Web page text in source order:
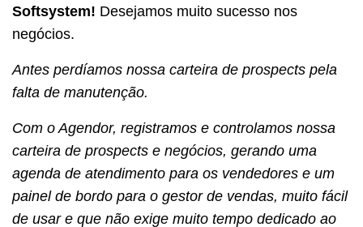
Softsystem! Desejamos muito sucesso nos
negócios.
Antes perdíamos nossa carteira de prospects pela
falta de manutenção.
Com o Agendor, registramos e controlamos nossa
carteira de prospects e negócios, gerando uma
agenda de atendimento para os vendedores e um
painel de bordo para o gestor de vendas, muito fácil
de usar e que não exige muito tempo dedicado ao